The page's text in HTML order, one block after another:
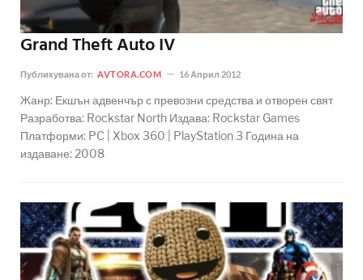
Grand Theft Auto IV
Публикувана от: AVTORA.COM 16 Април 2012
Жанр: Екшън адвенчър с превозни средства и отворен свят
Разработва: Rockstar North Издава: Rockstar Games
Платформи: PC | Xbox 360 | PlayStation 3 Година на
издаване: 2008